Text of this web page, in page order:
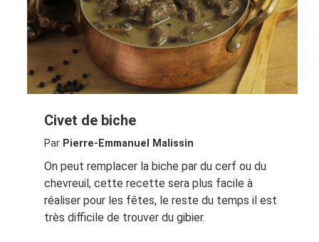
Civet de biche
Par Pierre-Emmanuel Malissin
On peut remplacer la biche par du cerf ou du
chevreuil, cette recette sera plus facile à
réaliser pour les fêtes, le reste du temps il est
très difficile de trouver du gibier.